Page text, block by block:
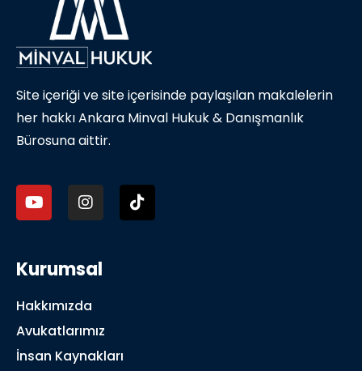
Site içeriği ve site içerisinde paylaşılan makalelerin
her hakkı Ankara Minval Hukuk & Danışmanlık
Bürosuna aittir.
Kurumsal
Hakkımızda
Avukatlarımız
İnsan Kaynakları